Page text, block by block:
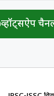
व्हॉट्सऐप